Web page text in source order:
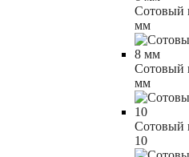
Сотовый
мм
Сотовый
мм
Сотовый
10